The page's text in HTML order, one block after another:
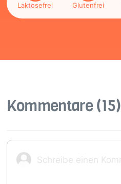
Laktosefrei Glutenfrei
Kommentare (15)